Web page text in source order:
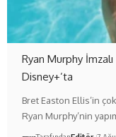
Ryan Murphy
Disney+’ta
Bret Easton Ellis’in
Ryan Murphy’nin